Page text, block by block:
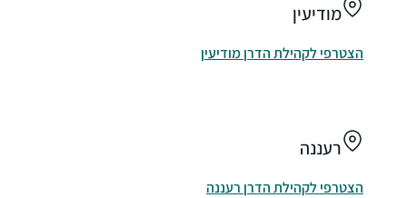
מודיעין
הצטרפי לקהילת הדרן מודיעין
רעננה
הצטרפי לקהילת הדרן רעננה